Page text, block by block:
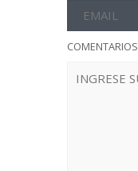
COMENTARIOS